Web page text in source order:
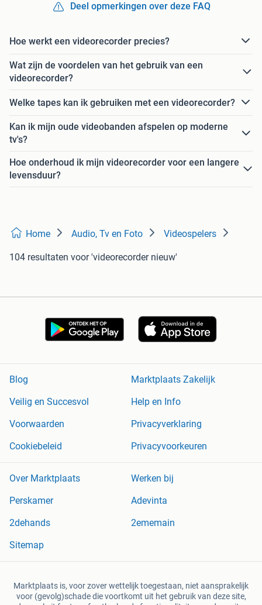
Deel opmerkingen over deze FAQ
Hoe werkt een videorecorder precies?
Wat zijn de voordelen van het gebruik van een
videorecorder?
Welke tapes kan ik gebruiken met een videorecorder?
Kan ik mijn oude videobanden afspelen op moderne
tv's?
Hoe onderhoud ik mijn videorecorder voor een langere
levensduur?
Home Audio, Tv en Foto Videospelers
104 resultaten voor 'videorecorder nieuw'
Blog
Marktplaats Zakelijk
Veilig en Succesvol
Help en Info
Voorwaarden
Privacyverklaring
Cookiebeleid
Privacyvoorkeuren
Over Marktplaats
Werken bij
Perskamer
Adevinta
2dehands
2ememain
Sitemap
Marktplaats is, voor zover wettelijk toegestaan, niet aansprakelijk
voor (gevolg)schade die voortkomt uit het gebruik van deze site,